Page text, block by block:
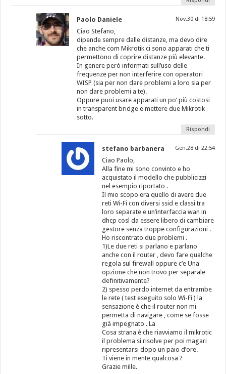
Paolo Daniele Nov.30 di 18:59
Ciao Stefano,
dipende sempre dalle distanze, ma devo dire
che anche com Mikrotik ci sono apparati che ti
permettono di coprire distanze più elevante.
In genere però informati sull’uso delle
frequenze per non interferire con operatori
WISP (sia per non dare problemi a loro sia per
non dare problemi a te).
Oppure puoi usare apparati un po’ più costosi
in transparent bridge e mettere due Mikrotik
sotto.
Rispondi
stefano barbanera Gen.28 di 22:54
Ciao Paolo,
Alla fine mi sono convinto e ho
acquistato il modello che pubblicizzi
nel esempio riportato .
Il mio scopo era quello di avere due
reti Wi-Fi con diversi ssid e classi tra
loro separate e un’interfaccia wan in
dhcp così da essere libero di cambiare
gestore senza troppe configurazioni .
Ho riscontrato due problemi .
1)Le due reti si parlano e parlano
anche con il router , devo fare qualche
regola sul firewall oppure c’e Una
opzione che non trovo per separale
definitivamente?
2) spesso perdo internet da entrambe
le rete ( test eseguito solo Wi-Fi ) la
sensazione è che il router non mi
permetta di navigare , come se fosse
già impegnato . La
Cosa strana è che riavviamo il mikrotic
il problema si risolve per poi magari
ripresentarsi dopo un paio d’ore.
Ti viene in mente qualcosa ?
Grazie mille.